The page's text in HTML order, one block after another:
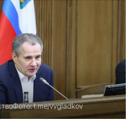
Фото:t.me/vvgladkov